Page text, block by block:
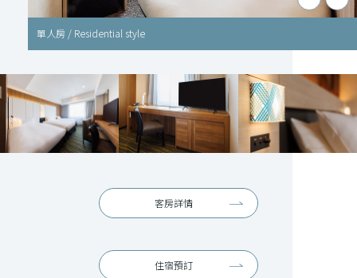
高級雙人房
客房詳情
住宿預訂